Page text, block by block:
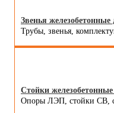
Звенья
Трубы, звенья,
Стойки
Опоры ЛЭП, стойки СВ,